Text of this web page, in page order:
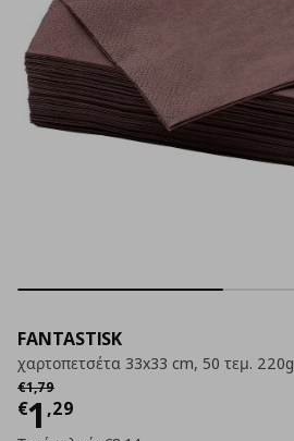
FANTASTISK
χαρτοπετσέτα 33x33 cm, 50 τεμ. 220g
€1,79
Αρχική τιμή
€1 ,29
Τρέχουσα τιμή